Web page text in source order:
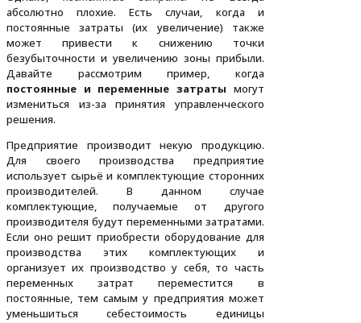
абсолютно плохие. Есть случаи, когда и
постоянные затраты (их увеличение) также
может привести к снижению точки
безубыточности и увеличению зоны прибыли.
Давайте рассмотрим пример, когда
постоянные и переменные затраты могут
измениться из-за принятия управленческого
решения.
Предприятие производит некую продукцию.
Для своего производства предприятие
использует сырьё и комплектующие сторонних
производителей. В данном случае
комплектующие, получаемые от другого
производителя будут переменными затратами.
Если оно решит приобрести оборудование для
производства этих комплектующих и
организует их производство у себя, то часть
переменных затрат переместится в
постоянные, тем самым у предприятия может
уменьшиться себестоимость единицы